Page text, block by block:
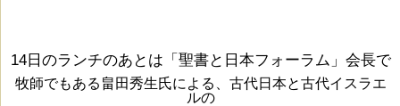
14日のランチのあとは「聖書と日本フォーラム」会長で
牧師でもある畠田秀生氏による、古代日本と古代イスラエ
ルの